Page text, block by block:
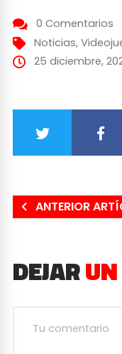
0 Comentarios
Noticias,
25 diciembre,
ANTERIOR
DEJAR